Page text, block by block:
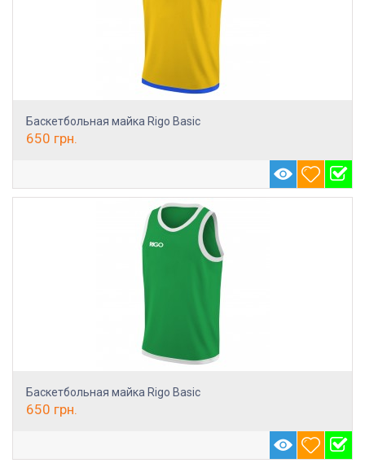
Баскетбольная майка Rigo Basic
650 грн.
Баскетбольная майка Rigo Basic
650 грн.